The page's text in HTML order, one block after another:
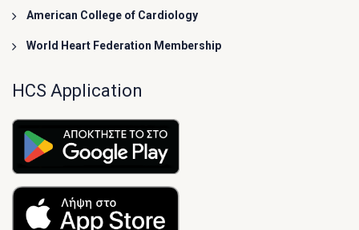
American College of Cardiology
World Heart Federation Membership
HCS Application